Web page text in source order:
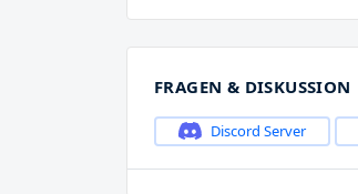
FRAGEN & DISKUSSION
Discord Server